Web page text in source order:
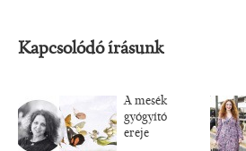
Kapcsolódó írásunk
A mesék
gyógyító
ereje